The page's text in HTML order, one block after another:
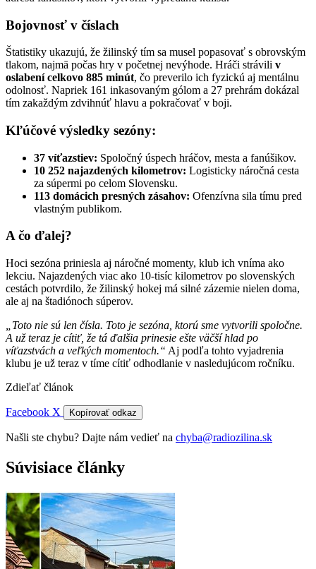
Bojovnosť v číslach
Štatistiky ukazujú, že žilinský tím sa musel popasovať s obrovským
tlakom, najmä počas hry v početnej nevýhode. Hráči strávili v
oslabení celkovo 885 minút, čo preverilo ich fyzickú aj mentálnu
odolnosť. Napriek 161 inkasovaným gólom a 27 prehrám dokázal
tím zakaždým zdvihnúť hlavu a pokračovať v boji.
Kľúčové výsledky sezóny:
37 víťazstiev: Spoločný úspech hráčov, mesta a fanúšikov.
10 252 najazdených kilometrov: Logisticky náročná cesta
za súpermi po celom Slovensku.
113 domácich presných zásahov: Ofenzívna sila tímu pred
vlastným publikom.
A čo ďalej?
Hoci sezóna priniesla aj náročné momenty, klub ich vníma ako
lekciu. Najazdených viac ako 10-tisíc kilometrov po slovenských
cestách potvrdilo, že žilinský hokej má silné zázemie nielen doma,
ale aj na štadiónoch súperov.
„Toto nie sú len čísla. Toto je sezóna, ktorú sme vytvorili spoločne.
A už teraz je cítiť, že tá ďalšia prinesie ešte väčší hlad po
víťazstvách a veľkých momentoch.“ Aj podľa tohto vyjadrenia
klubu je už teraz v tíme cítiť odhodlanie v nasledujúcom ročníku.
Zdieľať článok
Facebook X Kopírovať odkaz
Našli ste chybu? Dajte nám vedieť na chyba@radiozilina.sk
Súvisiace články